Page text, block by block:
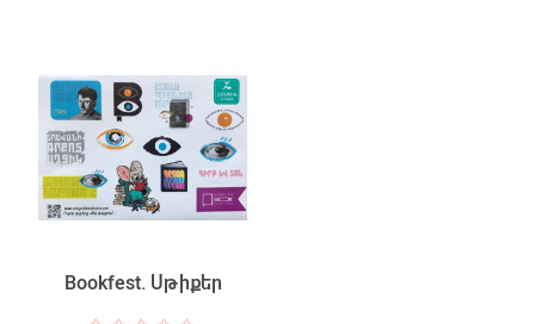
Bookfest. Սթիքեր